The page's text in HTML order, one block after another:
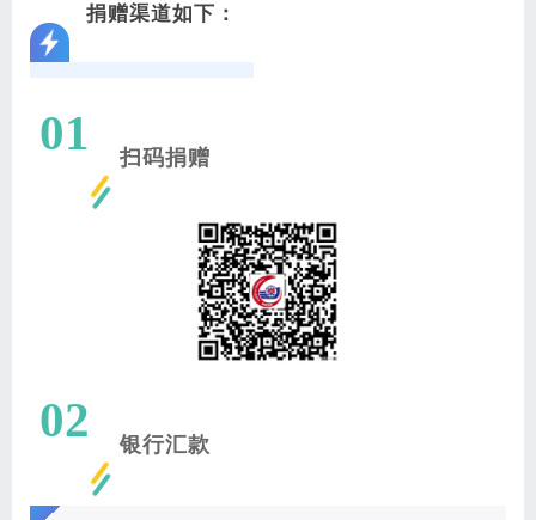
捐赠渠道如下：
01 扫码捐赠
02 银行汇款